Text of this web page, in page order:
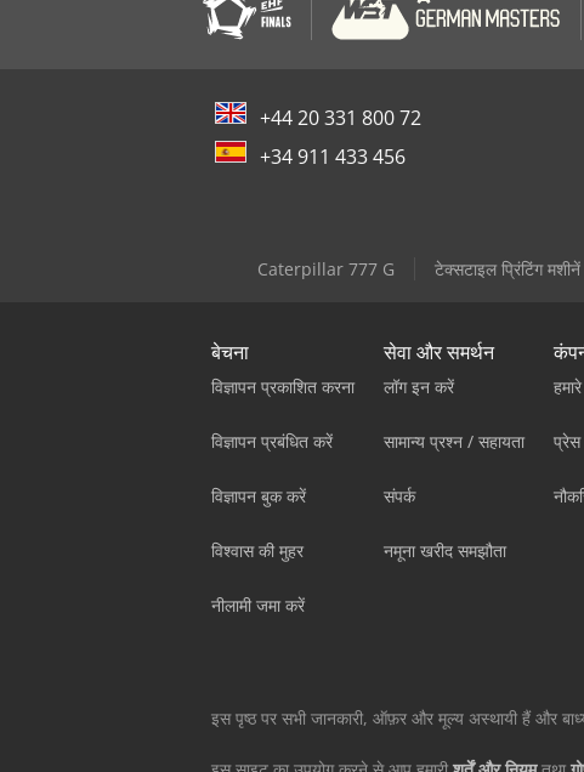
+44 20 331 800 72
+34 911 433 456
Caterpillar 777 G टेक्सटाइल प्रिंटिंग मशीनें
बेचना
विज्ञापन प्रकाशित करना
विज्ञापन प्रबंधित करें
विज्ञापन बुक करें
विश्वास की मुहर
नीलामी जमा करें
सेवा और समर्थन
लॉग इन करें
सामान्य प्रश्न / सहायता
संपर्क
नमूना खरीद समझौता
प्रेस
इस पृष्ठ पर सभी जानकारी, ऑफ़र और मूल्य अस्थायी हैं और